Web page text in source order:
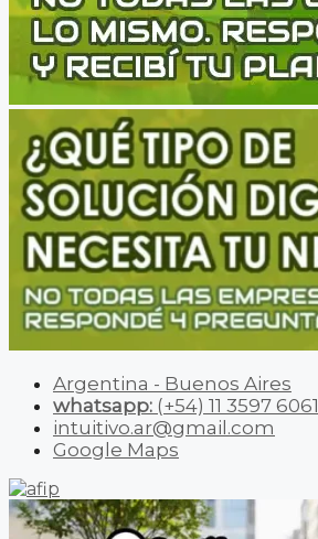
Argentina - Buenos Aires
whatsapp: (+54) 11 3597 6061
intuitivo.ar@gmail.com
Google Maps